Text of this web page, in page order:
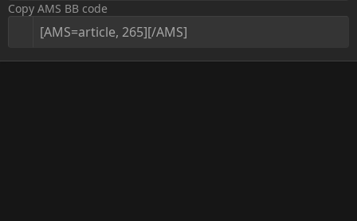
Copy AMS BB code